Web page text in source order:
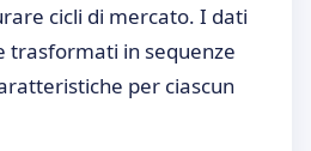
cicli di mercato. I dati
trasformati in sequenze
per ciascun